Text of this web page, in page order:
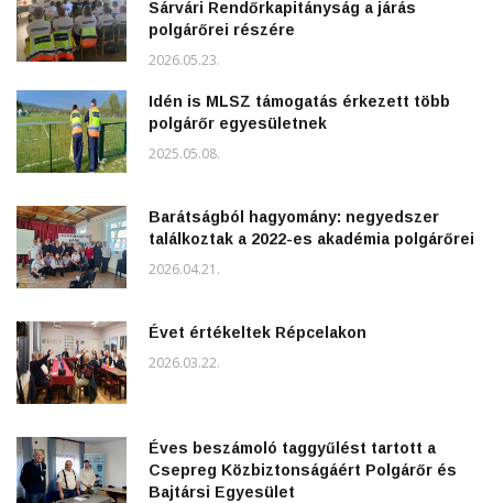
Sárvári Rendőrkapitányság a járás
polgárőrei részére
2026.05.23.
Idén is MLSZ támogatás érkezett több
polgárőr egyesületnek
2025.05.08.
Barátságból hagyomány: negyedszer
találkoztak a 2022-es akadémia polgárőrei
2026.04.21.
Évet értékeltek Répcelakon
2026.03.22.
Éves beszámoló taggyűlést tartott a
Csepreg Közbiztonságáért Polgárőr és
Bajtársi Egyesület